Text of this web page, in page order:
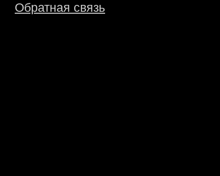
Обратная связь